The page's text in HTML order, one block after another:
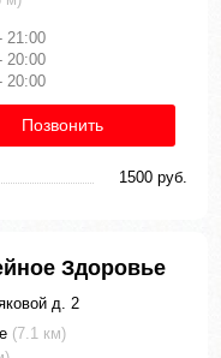
21:00
20:00
20:00
Позвонить
1500 руб.
Здоровье
д. 2
(7.1 км)